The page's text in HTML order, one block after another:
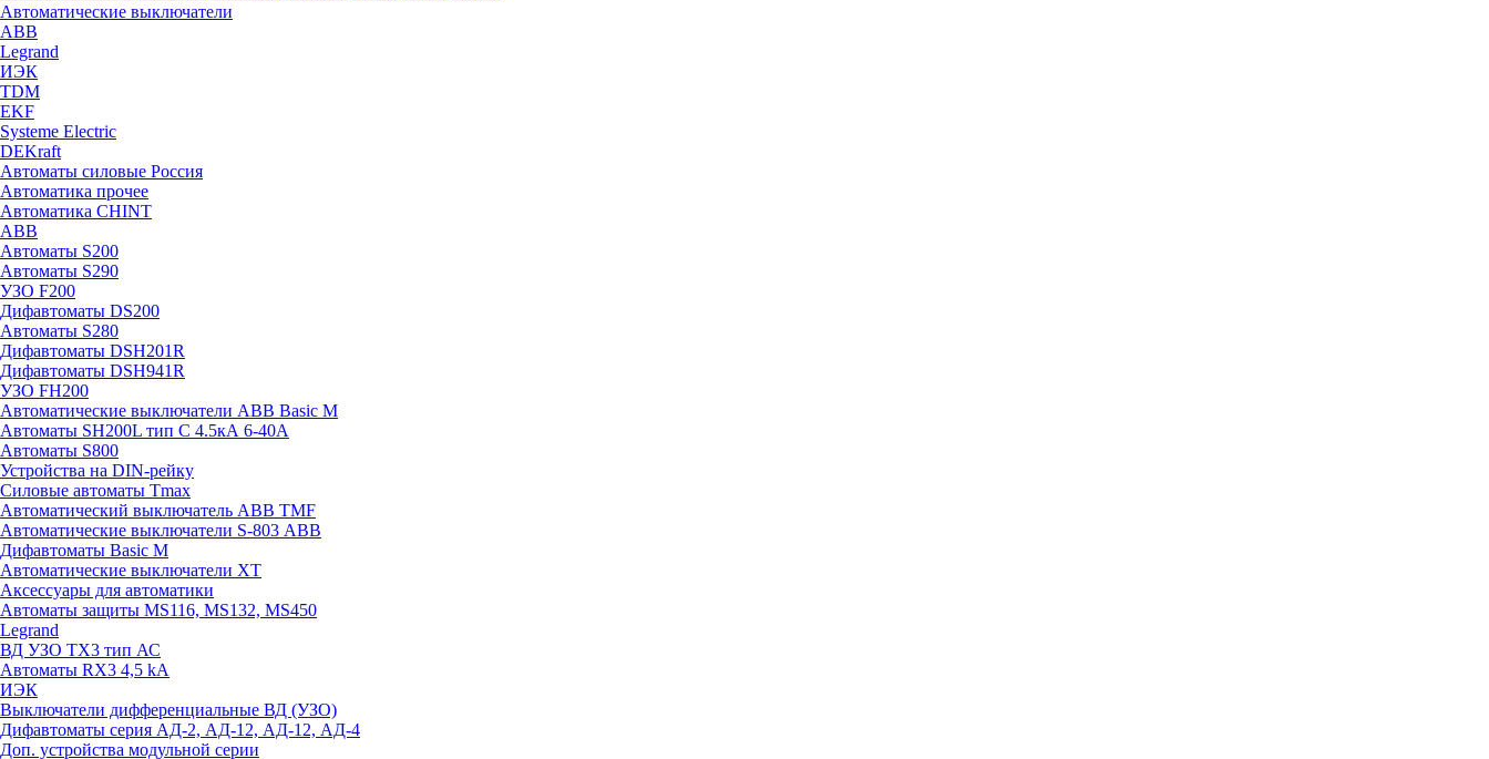
Автоматические выключатели
ABB
Legrand
ИЭК
TDM
EKF
Systeme Electric
DEKraft
Автоматы силовые Россия
Автоматика прочее
Автоматика CHINT
ABB
Автоматы S200
Автоматы S290
УЗО F200
Дифавтоматы DS200
Автоматы S280
Дифавтоматы DSH201R
Дифавтоматы DSH941R
УЗО FH200
Автоматические выключатели ABB Basic M
Автоматы SH200L тип С 4.5кА 6-40А
Автоматы S800
Устройства на DIN-рейку
Силовые автоматы Tmax
Автоматический выключатель ABB TMF
Автоматические выключатели S-803 АВВ
Дифавтоматы Basic M
Автоматические выключатели XT
Аксессуары для автоматики
Автоматы защиты MS116, MS132, MS450
Legrand
ВД УЗО TX3 тип АС
Автоматы RX3 4,5 kA
ИЭК
Выключатели дифференциальные ВД (УЗО)
Дифавтоматы серия АД-2, АД-12, АД-12, АД-4
Доп. устройства модульной серии